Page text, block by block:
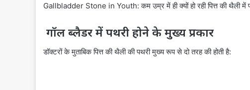
Gallbladder Stone in Youth: कम उम्र में ही क्यों हो रही पित्त की थैली
गॉल ब्लैडर में पथरी होने के मुख्य प्रकार
डॉक्टरों के मुताबिक पित्त की थैली की पथरी मुख्य रूप से दो तरह की होती है: